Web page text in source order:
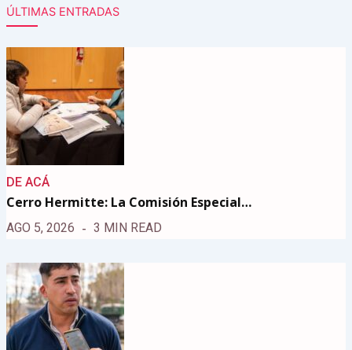
ÚLTIMAS ENTRADAS
DE ACÁ
Cerro Hermitte: La Comisión Especial…
AGO 5, 2026 3 MIN READ